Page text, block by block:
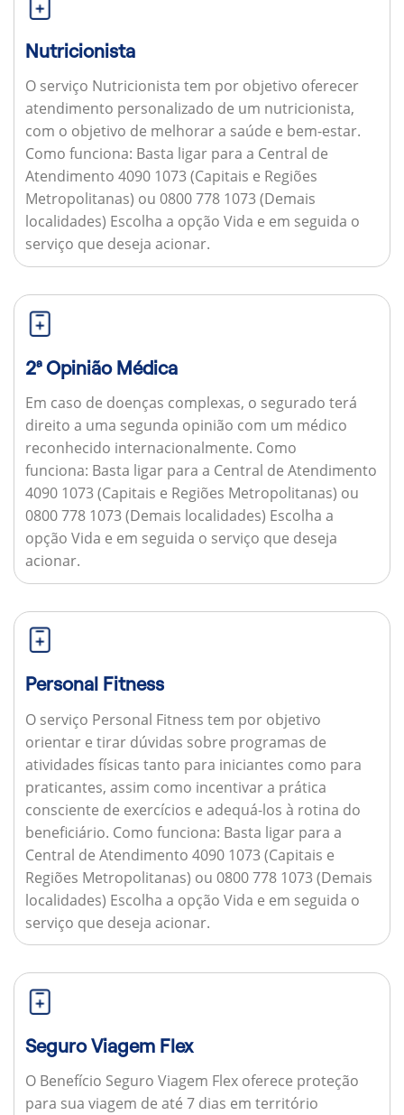
Nutricionista
O serviço Nutricionista tem por objetivo oferecer
atendimento personalizado de um nutricionista,
com o objetivo de melhorar a saúde e bem-estar.
Como funciona: Basta ligar para a Central de
Atendimento 4090 1073 (Capitais e Regiões
Metropolitanas) ou 0800 778 1073 (Demais
localidades) Escolha a opção Vida e em seguida o
serviço que deseja acionar.
2ª Opinião Médica
Em caso de doenças complexas, o segurado terá
direito a uma segunda opinião com um médico
reconhecido internacionalmente. Como
funciona: Basta ligar para a Central de Atendimento
4090 1073 (Capitais e Regiões Metropolitanas) ou
0800 778 1073 (Demais localidades) Escolha a
opção Vida e em seguida o serviço que deseja
acionar.
Personal Fitness
O serviço Personal Fitness tem por objetivo
orientar e tirar dúvidas sobre programas de
atividades físicas tanto para iniciantes como para
praticantes, assim como incentivar a prática
consciente de exercícios e adequá-los à rotina do
beneficiário. Como funciona: Basta ligar para a
Central de Atendimento 4090 1073 (Capitais e
Regiões Metropolitanas) ou 0800 778 1073 (Demais
localidades) Escolha a opção Vida e em seguida o
serviço que deseja acionar.
Seguro Viagem Flex
O Benefício Seguro Viagem Flex oferece proteção
para sua viagem de até 7 dias em território